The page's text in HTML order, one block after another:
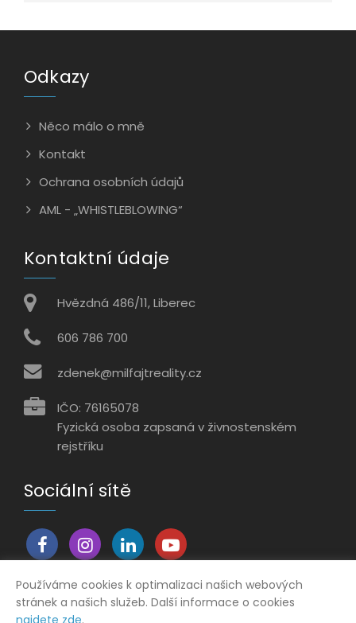
Odkazy
Něco málo o mně
Kontakt
Ochrana osobních údajů
AML - „WHISTLEBLOWING“
Kontaktní údaje
Hvězdná 486/11, Liberec
606 786 700
zdenek@milfajtreality.cz
IČO: 76165078
Fyzická osoba zapsaná v živnostenském
rejstříku
Sociální sítě
Vytvořeno v systému
Používáme cookies k optimalizaci našich webových
stránek a našich služeb. Další informace o cookies
najdete zde.